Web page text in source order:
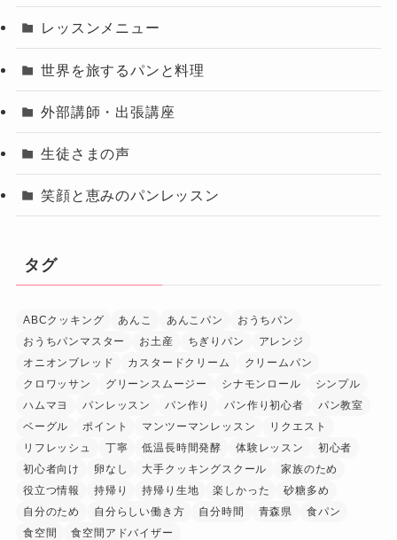
レッスンメニュー
世界を旅するパンと料理
外部講師・出張講座
生徒さまの声
笑顔と恵みのパンレッスン
タグ
ABCクッキング あんこ あんこパン
おうちパン
おうちパンマスター
お土産 ちぎりパン
アレンジ
オニオンブレッド
カスタードクリーム
クリームパン
クロワッサン
グリーンスムージー シナモンロール
シンプル
ハムマヨ
パンレッスン パン作り パン作り初心者
パン教室
ベーグル
ポイント マンツーマンレッスン
リクエスト
リフレッシュ
丁寧 低温長時間発酵 体験レッスン
初心者
初心者向け
卵なし 大手クッキングスクール
家族のため
役立つ情報
持帰り 持帰り生地 楽しかった
砂糖多め
自分のため
自分らしい働き方 自分時間 青森県
食パン
食空間
食空間アドバイザー